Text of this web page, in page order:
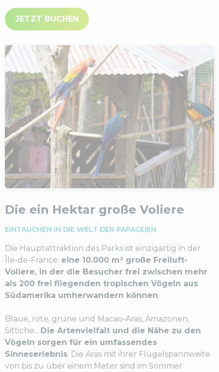
JETZT BUCHEN
Die ein Hektar große Voliere
EINTAUCHEN IN DIE WELT DER PAPAGEIEN
Die Hauptattraktion des Parks ist einzigartig in der
Île-de-France: eine 10.000 m² große Freiluft-
Voliere, in der die Besucher frei zwischen mehr
als 200 frei fliegenden tropischen Vögeln aus
Südamerika umherwandern können.
Blaue, rote, grüne und Macao-Aras, Amazonen,
Sittiche... Die Artenvielfalt und die Nähe zu den
Vögeln sorgen für ein umfassendes
Sinneserlebnis. Die Aras mit ihrer Flügelspannweite
von bis zu über einem Meter sind im Sommer